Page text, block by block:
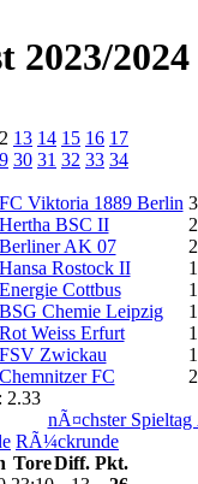
2023/2024
13 14 15 16 17
30 31 32 33 34
FC Viktoria 1889 Berlin 3
Hertha BSC II 2
Berliner AK 07 2
Hansa Rostock II 1
Energie Cottbus 1
BSG Chemie Leipzig 1
Rot Weiss Erfurt 1
FSV Zwickau 1
Chemnitzer FC 2
nÃ¤chster Spieltag
RÃ¼ckrunde
ToreDiff. Pkt.